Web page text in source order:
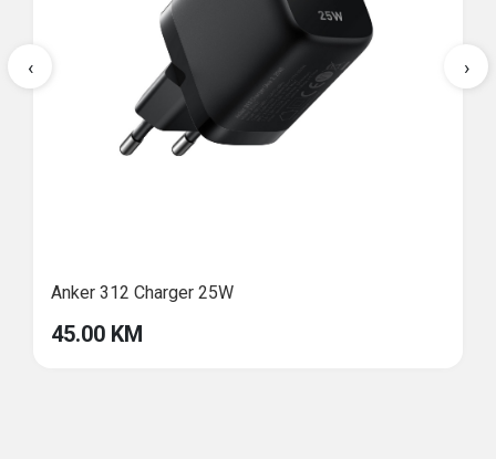
Anker 312 Charger 25W
45.00 KM
‹ ›